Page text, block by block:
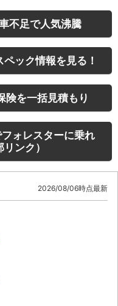
不足で人気沸騰
ペック情報を見る！
険を一括見積もり
ォレスターに乗れ
ンク）
2026/08/06時点最新